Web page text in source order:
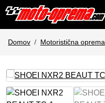
Domov Motoristična oprema